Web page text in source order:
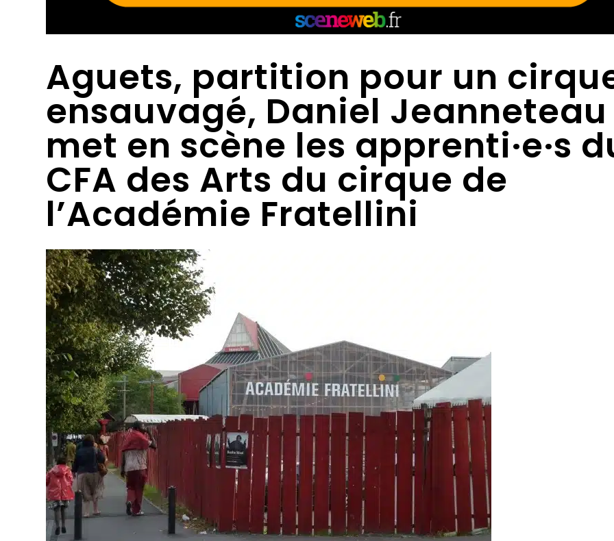
Aguets, partition pour un
ensauvagé, Daniel Jeanneteau
met en scène les apprenti·e·s
CFA des Arts du cirque de
l’Académie Fratellini